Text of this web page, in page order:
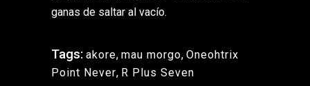
ganas de saltar al vacío.
Tags: akore, mau morgo, Oneohtrix
Point Never, R Plus Seven